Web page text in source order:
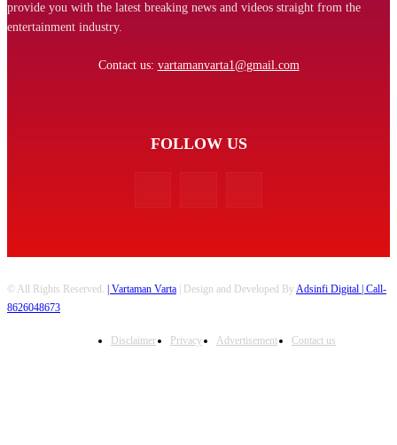
provide you with the latest breaking news and videos straight from the
entertainment industry.
Contact us: vartamanvarta1@gmail.com
FOLLOW US
© All Rights Reserved. | Vartaman Varta | Design and Developed ByAdsinfi Digital | Call-
8626048673
Disclaimer Privacy Advertisement Contact us